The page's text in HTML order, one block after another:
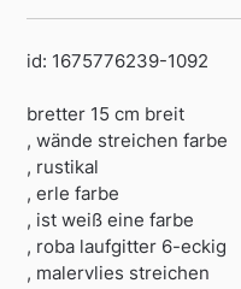
id: 1675776239-1092
bretter 15 cm breit
, wände streichen farbe
, rustikal
, erle farbe
, ist weiß eine farbe
, roba laufgitter 6-eckig
, malervlies streichen